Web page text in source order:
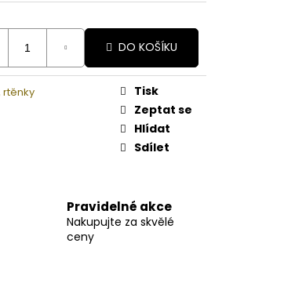
DO KOŠÍKU
rtěnky
Tisk
Zeptat se
Hlídat
Sdílet
Pravidelné akce
Nakupujte za skvělé
ceny